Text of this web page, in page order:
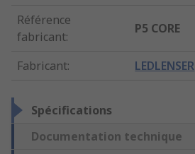
Référence
fabricant:
P5 CORE
Fabricant: LEDLENSER
Spécifications
Documentation technique